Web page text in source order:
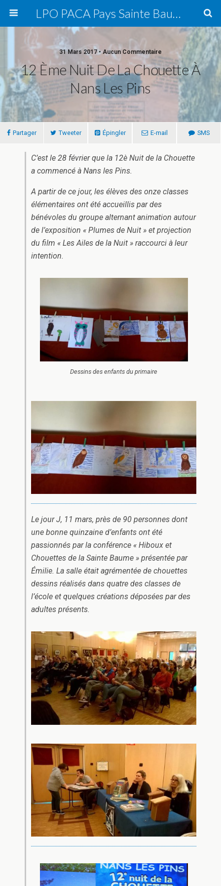
LPO PACA Pays Sainte Baume, groupe local
31 Mars 2017 • Aucun Commentaire
12 Ème Nuit De La Chouette À
Nans Les Pins
Partager Tweeter Épingler E-mail SMS
C’est le 28 février que la 12è Nuit de la Chouette
a commencé à Nans les Pins.
A partir de ce jour, les élèves des onze classes
élémentaires ont été accueillis par des
bénévoles du groupe alternant animation autour
de l’exposition « Plumes de Nuit » et projection
du film « Les Ailes de la Nuit » raccourci à leur
intention.
Dessins des enfants du primaire
Le jour J, 11 mars, près de 90 personnes dont
une bonne quinzaine d’enfants ont été
passionnés par la conférence « Hiboux et
Chouettes de la Sainte Baume » présentée par
Émilie. La salle était agrémentée de chouettes
dessins réalisés dans quatre des classes de
l’école et quelques créations déposées par des
adultes présents.